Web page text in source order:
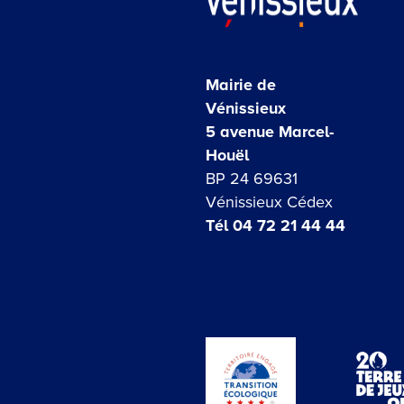
Mairie de
Vénissieux
5 avenue Marcel-
Houël
BP 24 69631
Vénissieux Cédex
Tél 04 72 21 44 44